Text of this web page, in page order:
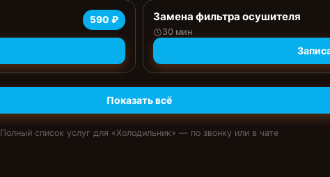
590 ₽ Замена фильтра осушителя
30 мин
Показать всё
Полный список услуг для «Холодильник» — по звонку или в чате